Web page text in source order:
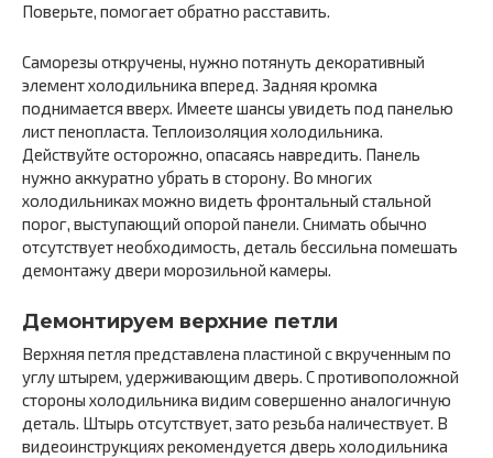
Поверьте, помогает обратно расставить.
Саморезы откручены, нужно потянуть декоративный
элемент холодильника вперед. Задняя кромка
поднимается вверх. Имеете шансы увидеть под панелью
лист пенопласта. Теплоизоляция холодильника.
Действуйте осторожно, опасаясь навредить. Панель
нужно аккуратно убрать в сторону. Во многих
холодильниках можно видеть фронтальный стальной
порог, выступающий опорой панели. Снимать обычно
отсутствует необходимость, деталь бессильна помешать
демонтажу двери морозильной камеры.
Демонтируем верхние петли
Верхняя петля представлена пластиной с вкрученным по
углу штырем, удерживающим дверь. С противоположной
стороны холодильника видим совершенно аналогичную
деталь. Штырь отсутствует, зато резьба наличествует. В
видеоинструкциях рекомендуется дверь холодильника